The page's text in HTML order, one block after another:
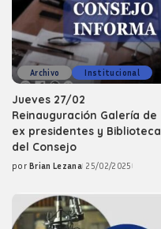
Archivo Institucional
Jueves 27/02
Reinauguración Galería de
ex presidentes y Biblioteca
del Consejo
Posted
por Brian Lezana 25/02/2025